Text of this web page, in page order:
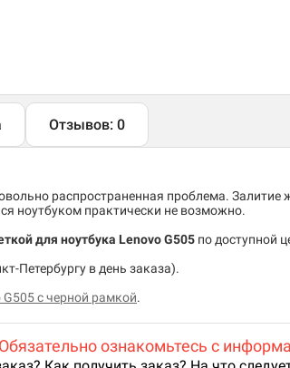
Отзывов: 0
распространенная проблема.
ноутбуком практически не возможно.
для ноутбука Lenovo G505 по доступной
Петербургу в день заказа).
с черной рамкой.
Обязательно ознакомьтесь с